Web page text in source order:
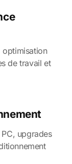
optimisation
de travail et
upgrades